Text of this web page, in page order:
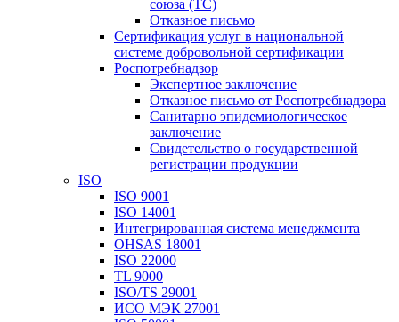
союза (ТС)
Отказное письмо
Сертификация услуг в национальной
системе добровольной сертификации
Роспотребнадзор
Экспертное заключение
Отказное письмо от Роспотребнадзора
Санитарно эпидемиологическое
заключение
Свидетельство о государственной
регистрации продукции
ISO
ISO 9001
ISO 14001
Интегрированная система менеджмента
OHSAS 18001
ISO 22000
TL 9000
ISO/TS 29001
ИСО МЭК 27001